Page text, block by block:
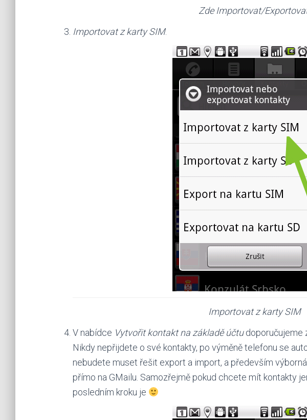
Zde Importovat/
Importovat z karty SIM.
Importovat z karty SIM
V nabídce Vytvořit kontakt na základě účtudoporučujeme
Nikdy nepřijdete o své kontakty, po výměně telefonu se
nebudete muset řešit export a import, a především
přímo na GMailu. Samozřejmě pokud chcete mít kontakty
posledním kroku je